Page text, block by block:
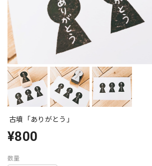
古墳「ありがとう」
¥800
数量